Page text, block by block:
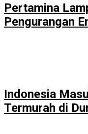
Pertamina
Pengurangan
Indonesia
Termurah di